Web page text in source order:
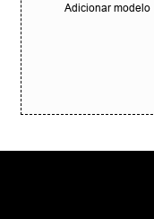
Adicionar modelo